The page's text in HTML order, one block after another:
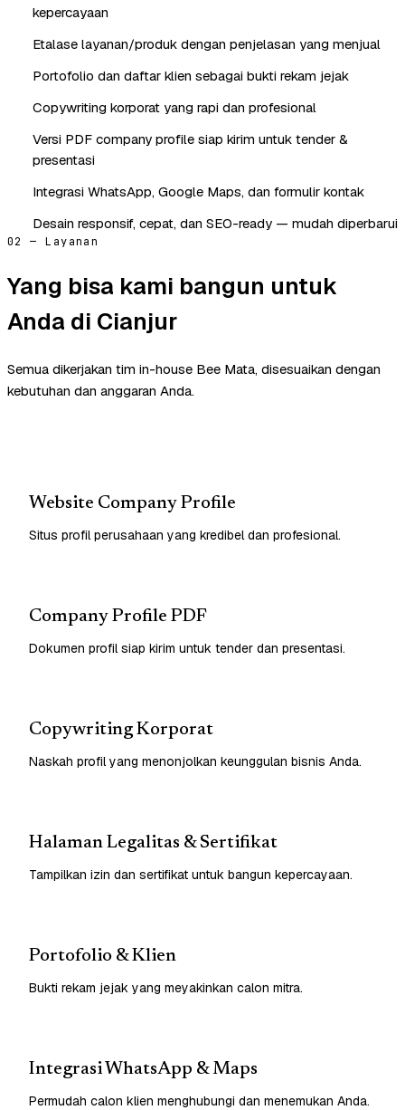
kepercayaan
Etalase layanan/produk dengan penjelasan yang menjual
Portofolio dan daftar klien sebagai bukti rekam jejak
Copywriting korporat yang rapi dan profesional
Versi PDF company profile siap kirim untuk tender &
presentasi
Integrasi WhatsApp, Google Maps, dan formulir kontak
Desain responsif, cepat, dan SEO-ready — mudah diperbarui
02 — Layanan
Yang bisa kami bangun untuk
Anda di Cianjur
Semua dikerjakan tim in-house Bee Mata, disesuaikan dengan
kebutuhan dan anggaran Anda.
Website Company Profile
Situs profil perusahaan yang kredibel dan profesional.
Company Profile PDF
Dokumen profil siap kirim untuk tender dan presentasi.
Copywriting Korporat
Naskah profil yang menonjolkan keunggulan bisnis Anda.
Halaman Legalitas & Sertifikat
Tampilkan izin dan sertifikat untuk bangun kepercayaan.
Portofolio & Klien
Bukti rekam jejak yang meyakinkan calon mitra.
Integrasi WhatsApp & Maps
Permudah calon klien menghubungi dan menemukan Anda.